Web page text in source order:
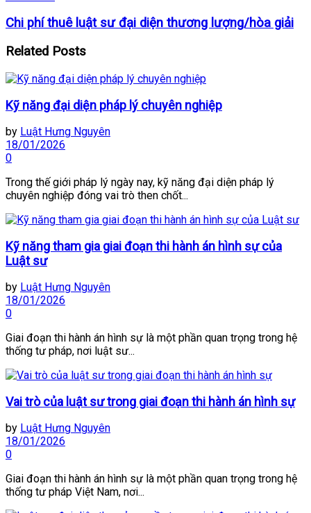
Chi phí thuê luật sư đại diện thương lượng/hòa giải
Related Posts
Kỹ năng đại diện pháp lý chuyên nghiệp
by Luật Hưng Nguyên
18/01/2026
0
Trong thế giới pháp lý ngày nay, kỹ năng đại diện pháp lý
chuyên nghiệp đóng vai trò then chốt...
Kỹ năng tham gia giai đoạn thi hành án hình sự của
Luật sư
by Luật Hưng Nguyên
18/01/2026
0
Giai đoạn thi hành án hình sự là một phần quan trọng trong hệ
thống tư pháp, nơi luật sư...
Vai trò của luật sư trong giai đoạn thi hành án hình sự
by Luật Hưng Nguyên
18/01/2026
0
Giai đoạn thi hành án hình sự là một phần quan trọng trong hệ
thống tư pháp Việt Nam, nơi...